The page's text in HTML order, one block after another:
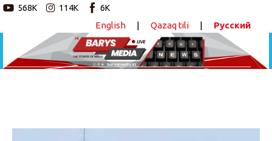
568K 114K 6K
English | Qazaq tili | Русский
Новостной портал